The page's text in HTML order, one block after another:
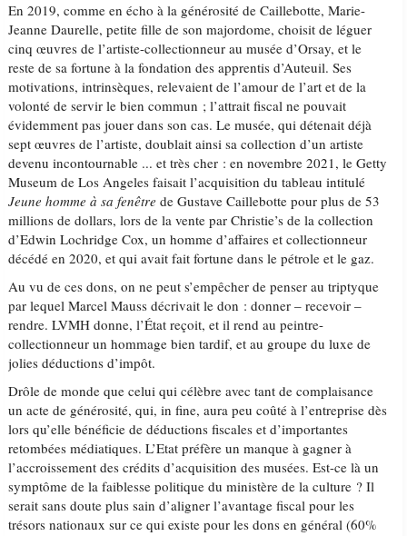
En 2019, comme en écho à la générosité de Caillebotte, Marie-
Jeanne Daurelle, petite fille de son majordome, choisit de léguer
cinq œuvres de l’artiste-collectionneur au musée d’Orsay, et le
reste de sa fortune à la fondation des apprentis d’Auteuil. Ses
motivations, intrinsèques, relevaient de l’amour de l’art et de la
volonté de servir le bien commun ; l’attrait fiscal ne pouvait
évidemment pas jouer dans son cas. Le musée, qui détenait déjà
sept œuvres de l’artiste, doublait ainsi sa collection d’un artiste
devenu incontournable ... et très cher : en novembre 2021, le Getty
Museum de Los Angeles faisait l’acquisition du tableau intitulé
Jeune homme à sa fenêtre de Gustave Caillebotte pour plus de 53
millions de dollars, lors de la vente par Christie’s de la collection
d’Edwin Lochridge Cox, un homme d’affaires et collectionneur
décédé en 2020, et qui avait fait fortune dans le pétrole et le gaz.
Au vu de ces dons, on ne peut s’empêcher de penser au triptyque
par lequel Marcel Mauss décrivait le don : donner – recevoir –
rendre. LVMH donne, l’État reçoit, et il rend au peintre-
collectionneur un hommage bien tardif, et au groupe du luxe de
jolies déductions d’impôt.
Drôle de monde que celui qui célèbre avec tant de complaisance
un acte de générosité, qui, in fine, aura peu coûté à l’entreprise dès
lors qu’elle bénéficie de déductions fiscales et d’importantes
retombées médiatiques. L’Etat préfère un manque à gagner à
l’accroissement des crédits d’acquisition des musées. Est-ce là un
symptôme de la faiblesse politique du ministère de la culture ? Il
serait sans doute plus sain d’aligner l’avantage fiscal pour les
trésors nationaux sur ce qui existe pour les dons en général (60%